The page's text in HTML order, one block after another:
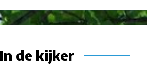
In de kijker